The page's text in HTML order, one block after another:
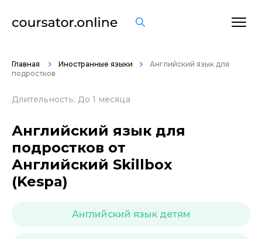
Главная Иностранные языки
Английский язык для
подростков
Длительность: До 1 месяца
Английский язык для
подростков от
Английский Skillbox
(Kespa)
Английский язык детям